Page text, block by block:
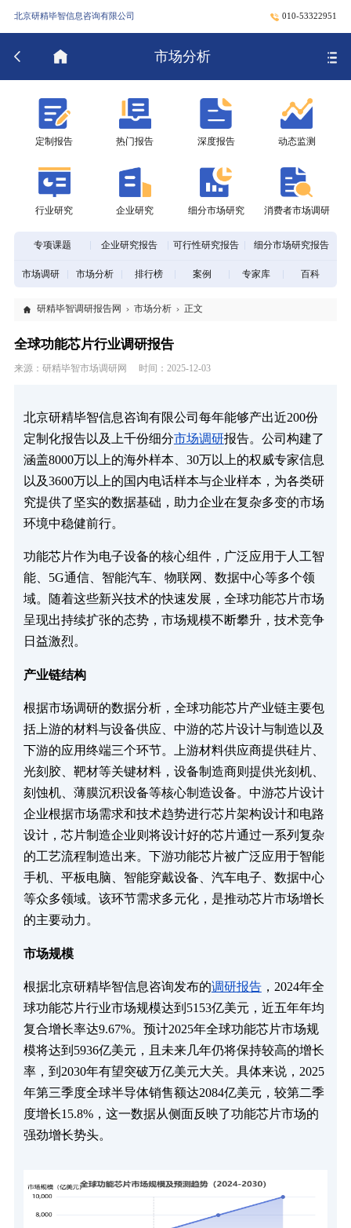
北京研精毕智信息咨询有限公司 010-53322951
市场分析
定制报告 热门报告 深度报告 动态监测
行业研究 企业研究 细分市场研究 消费者市场调研
专项课题 企业研究报告 可行性研究报告 细分市场研究报告
市场调研 市场分析 排行榜 案例 专家库 百科
研精毕智调研报告网 市场分析 正文
全球功能芯片行业调研报告
来源：研精毕智市场调研网 时间：2025-12-03
北京研精毕智信息咨询有限公司每年能够产出近200份
定制化报告以及上千份细分市场调研报告。公司构建了
涵盖8000万以上的海外样本、30万以上的权威专家信息
以及3600万以上的国内电话样本与企业样本，为各类研
究提供了坚实的数据基础，助力企业在复杂多变的市场
环境中稳健前行。
功能芯片作为电子设备的核心组件，广泛应用于人工智
能、5G通信、智能汽车、物联网、数据中心等多个领
域。随着这些新兴技术的快速发展，全球功能芯片市场
呈现出持续扩张的态势，市场规模不断攀升，技术竞争
日益激烈。
产业链结构
根据市场调研的数据分析，全球功能芯片产业链主要包
括上游的材料与设备供应、中游的芯片设计与制造以及
下游的应用终端三个环节。上游材料供应商提供硅片、
光刻胶、靶材等关键材料，设备制造商则提供光刻机、
刻蚀机、薄膜沉积设备等核心制造设备。中游芯片设计
企业根据市场需求和技术趋势进行芯片架构设计和电路
设计，芯片制造企业则将设计好的芯片通过一系列复杂
的工艺流程制造出来。下游功能芯片被广泛应用于智能
手机、平板电脑、智能穿戴设备、汽车电子、数据中心
等众多领域。该环节需求多元化，是推动芯片市场增长
的主要动力。
市场规模
根据北京研精毕智信息咨询发布的调研报告，2024年全
球功能芯片行业市场规模达到5153亿美元，近五年年均
复合增长率达9.67%。预计2025年全球功能芯片市场规
模将达到5936亿美元，且未来几年仍将保持较高的增长
率，到2030年有望突破万亿美元大关。具体来说，2025
年第三季度全球半导体销售额达2084亿美元，较第二季
度增长15.8%，这一数据从侧面反映了功能芯片市场的
强劲增长势头。